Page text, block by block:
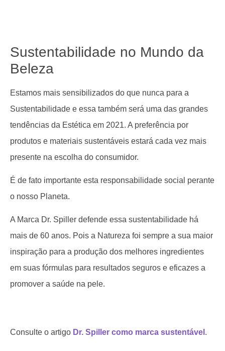
Sustentabilidade no Mundo da
Beleza
Estamos mais sensibilizados do que nunca para a
Sustentabilidade e essa também será uma das grandes
tendências da Estética em 2021. A preferência por
produtos e materiais sustentáveis estará cada vez mais
presente na escolha do consumidor.
É de fato importante esta responsabilidade social perante
o nosso Planeta.
A Marca Dr. Spiller defende essa sustentabilidade há
mais de 60 anos. Pois a Natureza foi sempre a sua maior
inspiração para a produção dos melhores ingredientes
em suas fórmulas para resultados seguros e eficazes a
promover a saúde na pele.
Consulte o artigo Dr. Spiller como marca sustentável .